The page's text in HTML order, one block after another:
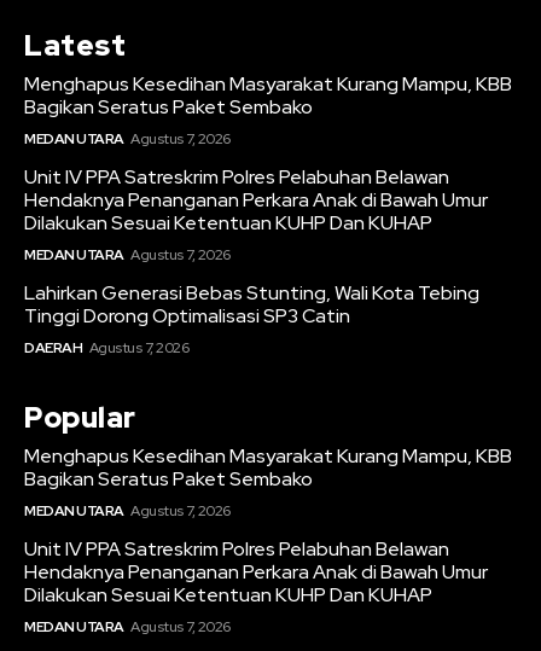
Latest
Menghapus Kesedihan Masyarakat Kurang Mampu, KBB
Bagikan Seratus Paket Sembako
MEDAN UTARA Agustus 7, 2026
Unit IV PPA Satreskrim Polres Pelabuhan Belawan
Hendaknya Penanganan Perkara Anak di Bawah Umur
Dilakukan Sesuai Ketentuan KUHP Dan KUHAP
MEDAN UTARA Agustus 7, 2026
Lahirkan Generasi Bebas Stunting, Wali Kota Tebing
Tinggi Dorong Optimalisasi SP3 Catin
DAERAH Agustus 7, 2026
Popular
Menghapus Kesedihan Masyarakat Kurang Mampu, KBB
Bagikan Seratus Paket Sembako
MEDAN UTARA Agustus 7, 2026
Unit IV PPA Satreskrim Polres Pelabuhan Belawan
Hendaknya Penanganan Perkara Anak di Bawah Umur
Dilakukan Sesuai Ketentuan KUHP Dan KUHAP
MEDAN UTARA Agustus 7, 2026